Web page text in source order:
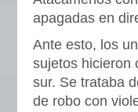
apagadas en
Ante esto, los
sujetos hicieron
sur. Se trataba
de robo con